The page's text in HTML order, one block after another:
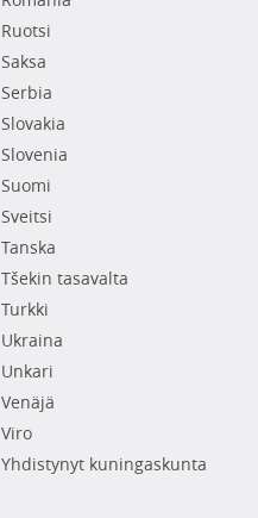
Ruotsi
Saksa
Serbia
Slovakia
Slovenia
Suomi
Sveitsi
Tanska
Tšekin tasavalta
Turkki
Ukraina
Unkari
Venäjä
Viro
Yhdistynyt kuningaskunta